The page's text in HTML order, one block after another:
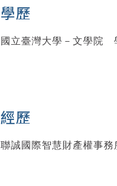
學歷
國立臺灣大學－文學院
經歷
聯誠國際智慧財產權事務